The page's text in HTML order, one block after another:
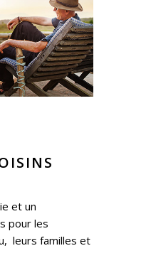
et un
pour les
leurs familles et